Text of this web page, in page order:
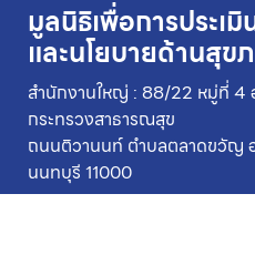
มูลนิธิเพื่อการประเมิ
และนโยบายด้านสุข
สำนักงานใหญ่ : 88/22 หมู่ที่ 4
กระทรวงสาธารณสุข
ถนนติวานนท์ ตำบลตลาดขวัญ
นนทบุรี 11000